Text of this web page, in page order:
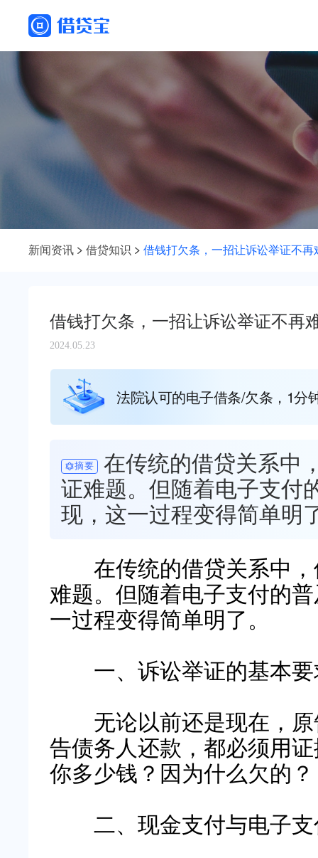
新闻资讯 借贷知识 借钱打欠条，一招让诉讼举证不再
借钱打欠条，一招让诉讼举证不再
2024.05.23
法院认可的电子借条/欠条，1分
摘要
在传统的借贷关系中
证难题。但随着电子支付
现，这一过程变得简单明
在传统的借贷关系中，
难题。但随着电子支付的
一过程变得简单明了。
一、诉讼举证的基本要
无论以前还是现在，原
告债务人还款，都必须用
你多少钱？因为什么欠的？
二、现金支付与电子支